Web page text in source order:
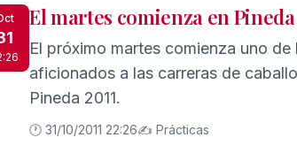
El martes comienza en
El próximo martes comienza uno de
aficionados a las carreras de
Pineda 2011.
🕐 31/10/2011 22:26✍️ Prácticas